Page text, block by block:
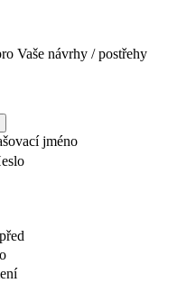
Vaše návrhy / postřehy
jméno